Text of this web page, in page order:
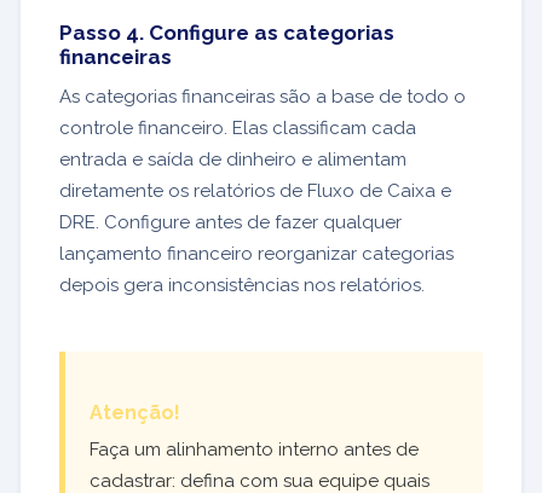
Passo 4. Configure as categorias
financeiras
As categorias financeiras são a base de todo o
controle financeiro. Elas classificam cada
entrada e saída de dinheiro e alimentam
diretamente os relatórios de Fluxo de Caixa e
DRE. Configure antes de fazer qualquer
lançamento financeiro reorganizar categorias
depois gera inconsistências nos relatórios.
Atenção!
Faça um alinhamento interno antes de
cadastrar: defina com sua equipe quais